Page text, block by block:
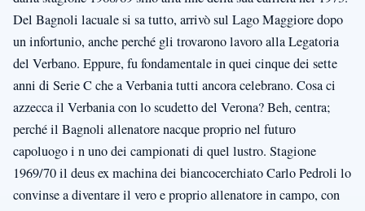
Del Bagnoli lacuale si sa tutto, arrivò sul Lago Maggiore dopo
un infortunio, anche perché gli trovarono lavoro alla Legatoria
del Verbano. Eppure, fu fondamentale in quei cinque dei sette
anni di Serie C che a Verbania tutti ancora celebrano. Cosa ci
azzecca il Verbania con lo scudetto del Verona? Beh, centra;
perché il Bagnoli allenatore nacque proprio nel futuro
capoluogo i n uno dei campionati di quel lustro. Stagione
1969/70 il deus ex machina dei biancocerchiato Carlo Pedroli lo
convinse a diventare il vero e proprio allenatore in campo, con